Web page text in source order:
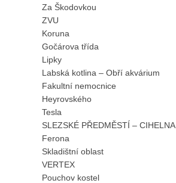
Za Škodovkou
ZVU
Koruna
Gočárova třída
Lipky
Labská kotlina – Obří akvárium
Fakultní nemocnice
Heyrovského
Tesla
SLEZSKÉ PŘEDMĚSTÍ – CIHELNA
Ferona
Skladištní oblast
VERTEX
Pouchov kostel